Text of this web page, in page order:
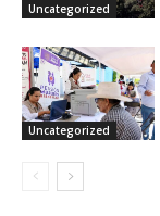
Uncategorized
Uncategorized